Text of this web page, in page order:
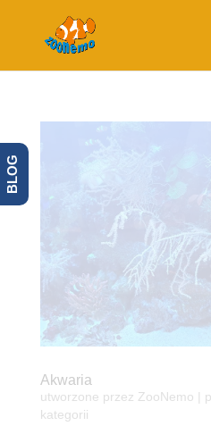
Akwaria
utworzone przez ZooNemo
kategorii
BLOG